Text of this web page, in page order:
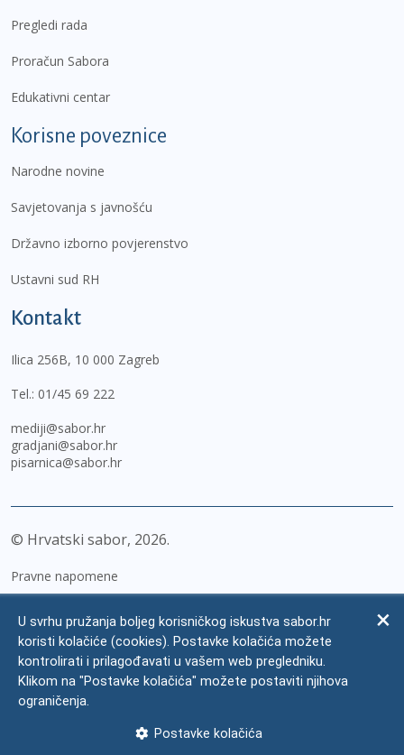
Pregledi rada
Proračun Sabora
Edukativni centar
Korisne poveznice
Narodne novine
Savjetovanja s javnošću
Državno izborno povjerenstvo
Ustavni sud RH
Kontakt
Ilica 256B, 10 000 Zagreb
Tel.: 01/45 69 222
mediji@sabor.hr
gradjani@sabor.hr
pisarnica@sabor.hr
© Hrvatski sabor, 2026
Pravne napomene
Zaštita osobnih podataka
Impressum
Česta pitanja
U svrhu pružanja boljeg korisničkog iskustva sabor.hr
koristi kolačiće (cookies). Postavke kolačića možete
kontrolirati i prilagođavati u vašem web pregledniku.
Klikom na "Postavke kolačića" možete postaviti njihova
ograničenja.
Postavke kolačića